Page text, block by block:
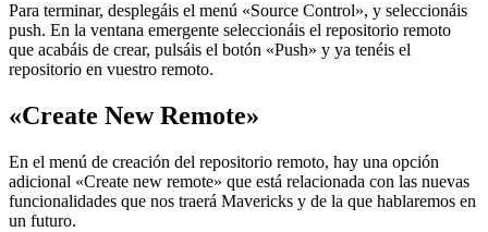
Para terminar, desplegáis el menú «Source Control», y seleccionáis
push. En la ventana emergente seleccionáis el repositorio remoto
que acabáis de crear, pulsáis el botón «Push» y ya tenéis el
repositorio en vuestro remoto.
«Create New Remote»
En el menú de creación del repositorio remoto, hay una opción
adicional «Create new remote» que está relacionada con las nuevas
funcionalidades que nos traerá Mavericks y de la que hablaremos en
un futuro.